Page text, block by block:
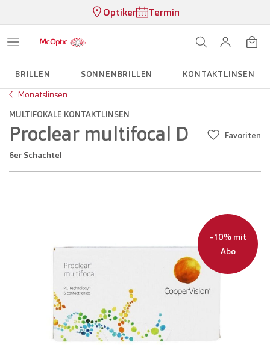
Optiker Termin
BRILLEN SONNENBRILLEN
KONTAKTLINSEN
Monatslinsen
MULTIFOKALE KONTAKTLINSEN
Proclear multifocal D
6er Schachtel
Favoriten
-10% mit
Abo